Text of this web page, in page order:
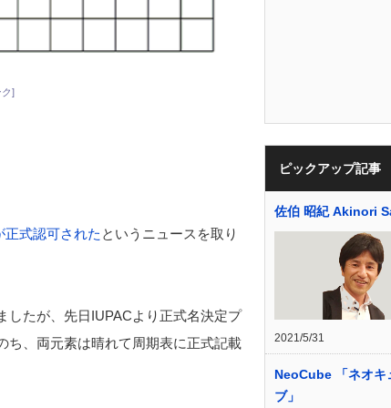
ク]
正式認可された というニュースを取り
したが、先日IUPACより正式名決定プ
ち、両元素は晴れて周期表に正式記載
ピックアップ記事
佐伯 昭紀 Akinori
2021/5/31
NeoCube 「ネオキ
ブ」